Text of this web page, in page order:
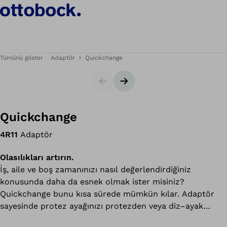
Tümünü göster Adaptör Quickchange
SliderSonraki slayt
Quickchange
4R11 Adaptör
Olasılıkları artırın.
İş, aile ve boş zamanınızı nasıl değerlendirdiğiniz
konusunda daha da esnek olmak ister misiniz?
Quickchange bunu kısa sürede mümkün kılar. Adaptör
sayesinde protez ayağınızı protezden veya diz–ayak